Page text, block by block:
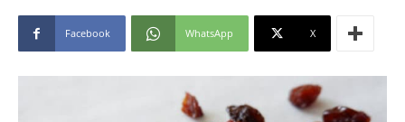
Facebook WhatsApp X